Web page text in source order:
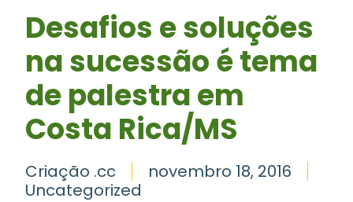
Desafios e soluções
na sucessão é tema
de palestra em
Costa Rica/MS
Criação .cc
novembro 18, 2016
Uncategorized